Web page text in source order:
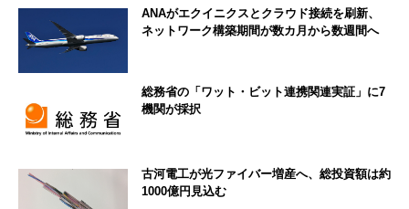
ANAがエクイニクスとクラウド接続を刷新、
ネットワーク構築期間が数カ月から数週間へ
総務省の「ワット・ビット連携関連実証」に7
機関が採択
古河電工が光ファイバー増産へ、総投資額は約
1000億円見込む